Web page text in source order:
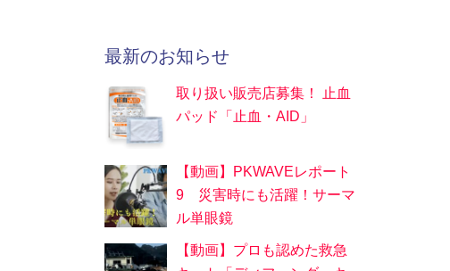
最新のお知らせ
取り扱い販売店募集！ 止血
パッド「止血・AID」
【動画】PKWAVEレポート
9 災害時にも活躍！サーマ
ル単眼鏡
【動画】プロも認めた救急